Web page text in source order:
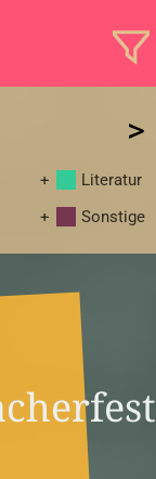
>
Literatur
Sonstige